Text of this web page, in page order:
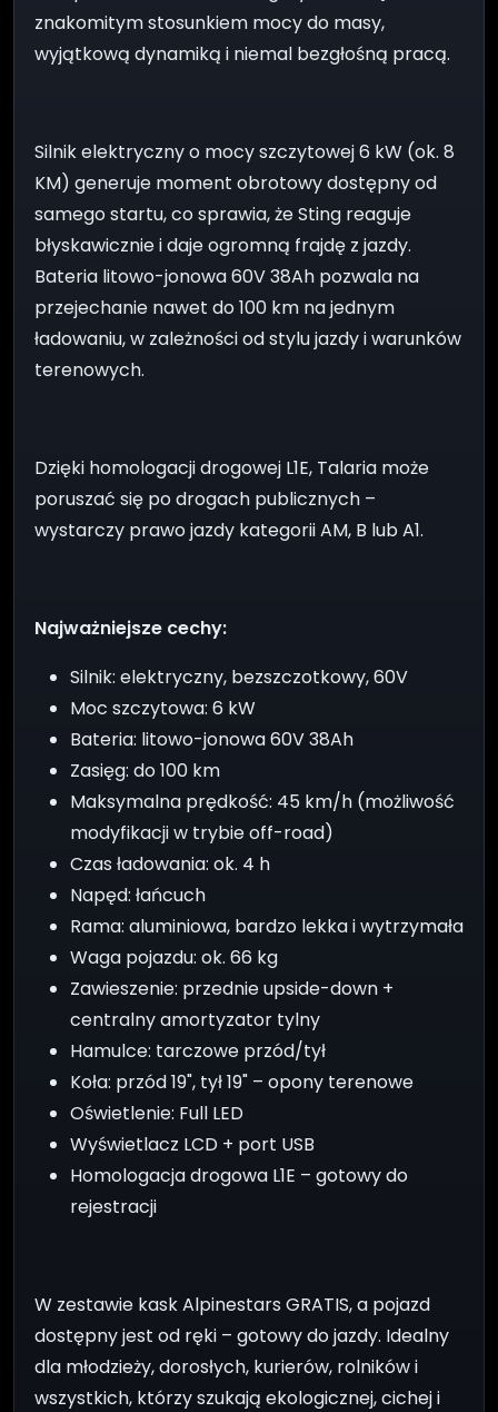
znakomitym stosunkiem mocy do masy,
wyjątkową dynamiką i niemal bezgłośną pracą.
Silnik elektryczny o mocy szczytowej 6 kW (ok. 8
KM) generuje moment obrotowy dostępny od
samego startu, co sprawia, że Sting reaguje
błyskawicznie i daje ogromną frajdę z jazdy.
Bateria litowo-jonowa 60V 38Ah pozwala na
przejechanie nawet do 100 km na jednym
ładowaniu, w zależności od stylu jazdy i warunków
terenowych.
Dzięki homologacji drogowej L1E, Talaria może
poruszać się po drogach publicznych –
wystarczy prawo jazdy kategorii AM, B lub A1.
Najważniejsze cechy:
Silnik: elektryczny, bezszczotkowy, 60V
Moc szczytowa: 6 kW
Bateria: litowo-jonowa 60V 38Ah
Zasięg: do 100 km
Maksymalna prędkość: 45 km/h (możliwość
modyfikacji w trybie off-road)
Czas ładowania: ok. 4 h
Napęd: łańcuch
Rama: aluminiowa, bardzo lekka i wytrzymała
Waga pojazdu: ok. 66 kg
Zawieszenie: przednie upside-down +
centralny amortyzator tylny
Hamulce: tarczowe przód/tył
Koła: przód 19", tył 19" – opony terenowe
Oświetlenie: Full LED
Wyświetlacz LCD + port USB
Homologacja drogowa L1E – gotowy do
rejestracji
W zestawie kask Alpinestars GRATIS, a pojazd
dostępny jest od ręki – gotowy do jazdy. Idealny
dla młodzieży, dorosłych, kurierów, rolników i
wszystkich, którzy szukają ekologicznej, cichej i